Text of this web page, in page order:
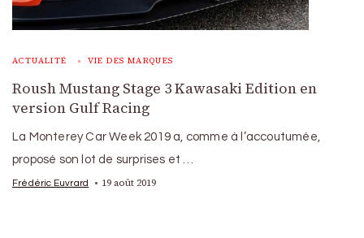
ACTUALITÉ VIE DES MARQUES
Roush Mustang Stage 3 Kawasaki Edition en
version Gulf Racing
La Monterey Car Week 2019 a, comme à l’accoutumée,
proposé son lot de surprises et …
Frédéric Euvrard 19 août 2019